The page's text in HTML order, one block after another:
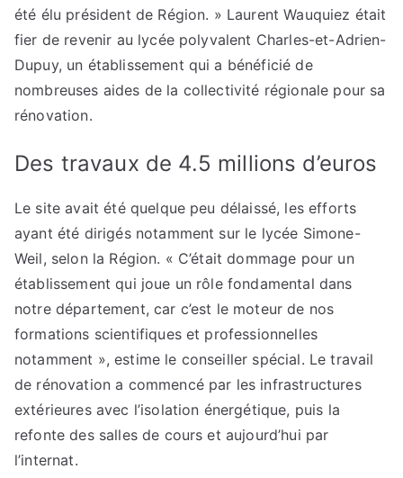
été élu président de Région. » Laurent Wauquiez était
fier de revenir au lycée polyvalent Charles-et-Adrien-
Dupuy, un établissement qui a bénéficié de
nombreuses aides de la collectivité régionale pour sa
rénovation.
Des travaux de 4.5 millions d’euros
Le site avait été quelque peu délaissé, les efforts
ayant été dirigés notamment sur le lycée Simone-
Weil, selon la Région. « C’était dommage pour un
établissement qui joue un rôle fondamental dans
notre département, car c’est le moteur de nos
formations scientifiques et professionnelles
notamment », estime le conseiller spécial. Le travail
de rénovation a commencé par les infrastructures
extérieures avec l’isolation énergétique, puis la
refonte des salles de cours et aujourd’hui par
l’internat.